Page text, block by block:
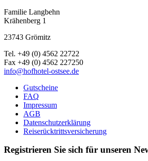
Familie Langbehn
Krähenberg 1
23743 Grömitz
Tel. +49 (0) 4562 22722
Fax +49 (0) 4562 227250
info@hofhotel-ostsee.de
Gutscheine
FAQ
Impressum
AGB
Datenschutzerklärung
Reiserücktrittsversicherung
Registrieren Sie sich für unseren